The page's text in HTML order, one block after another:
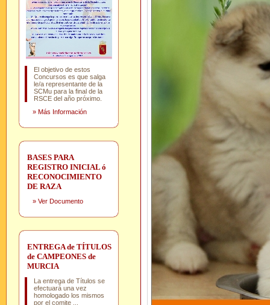
El objetivo de estos
Concursos es que salga
le/a representante de la
SCMu para la final de la
RSCE del año próximo.
» Más Información
BASES PARA
REGISTRO INICIAL ó
RECONOCIMIENTO
DE RAZA
» Ver Documento
ENTREGA de TÍTULOS
de CAMPEONES de
MURCIA
La entrega de Títulos se
efectuará una vez
homologado los mismos
por el comite ...